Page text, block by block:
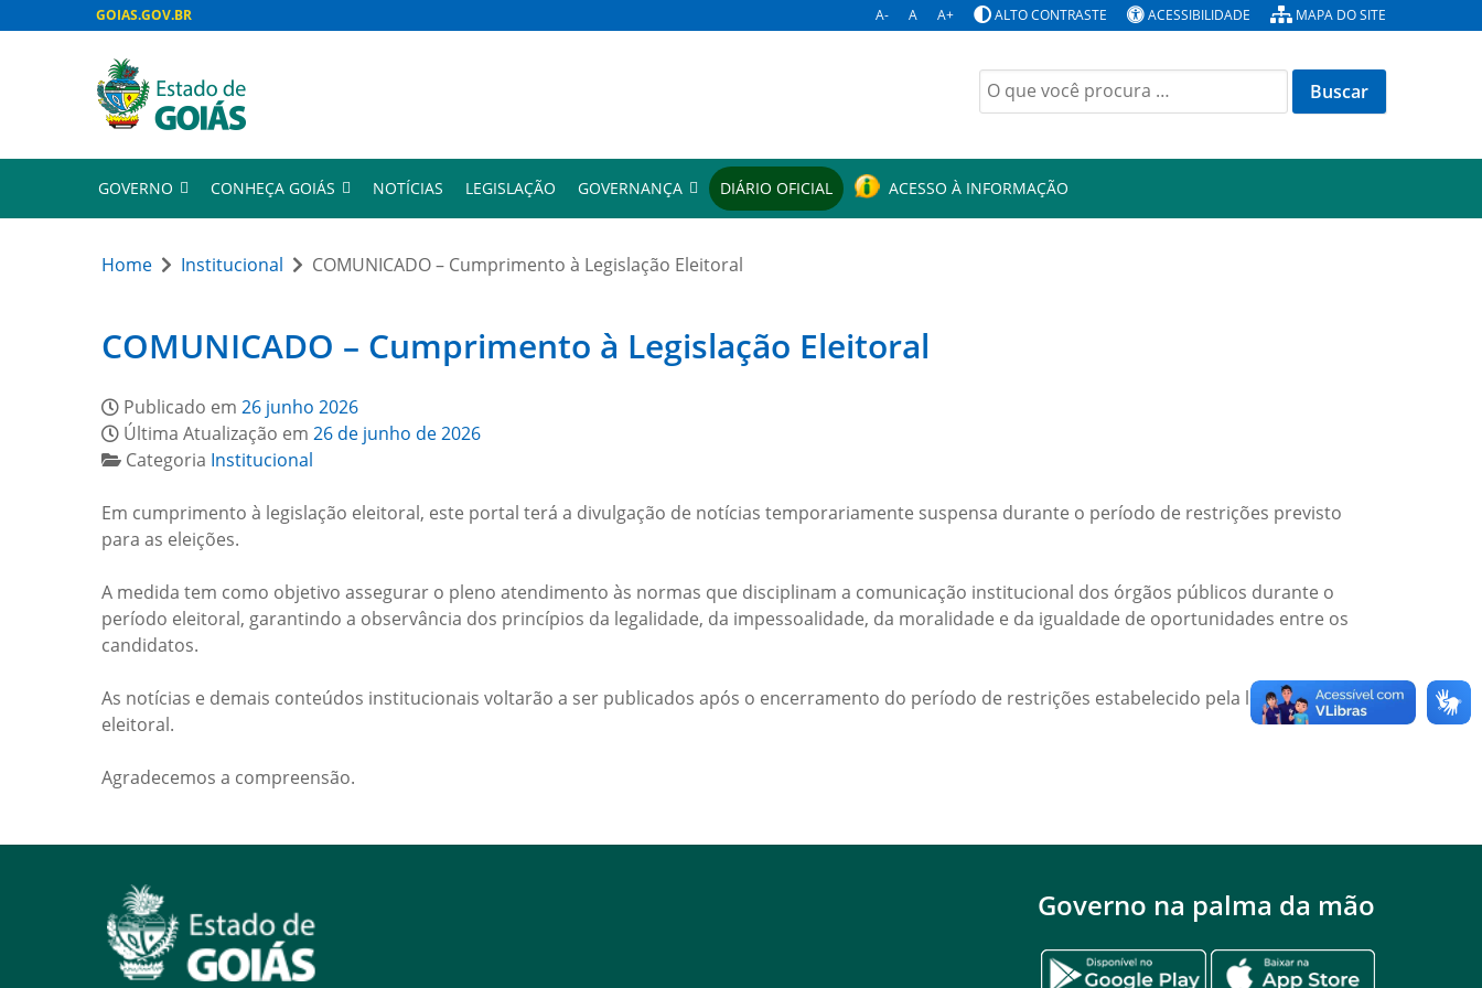
GOIAS.GOV.BR A- A A+ ALTO CONTRASTE ACESSIBILIDADE MAPA DO SITE
Buscar
por:
GOVERNO CONHEÇA GOIÁS NOTÍCIAS LEGISLAÇÃO GOVERNANÇA DIÁRIO OFICIAL ACESSO À INFORMAÇÃO
Home Institucional COMUNICADO – Cumprimento à Legislação Eleitoral
COMUNICADO – Cumprimento à Legislação Eleitoral
Publicado em 26 junho 2026
Última Atualização em 26 de junho de 2026
Categoria Institucional
Em cumprimento à legislação eleitoral, este portal terá a divulgação de notícias temporariamente suspensa durante o período de restrições previsto
para as eleições.
A medida tem como objetivo assegurar o pleno atendimento às normas que disciplinam a comunicação institucional dos órgãos públicos durante o
período eleitoral, garantindo a observância dos princípios da legalidade, da impessoalidade, da moralidade e da igualdade de oportunidades entre os
candidatos.
As notícias e demais conteúdos institucionais voltarão a ser publicados após o encerramento do período de restrições estabelecido pela legislação
eleitoral.
Agradecemos a compreensão.
Governo na palma da mão